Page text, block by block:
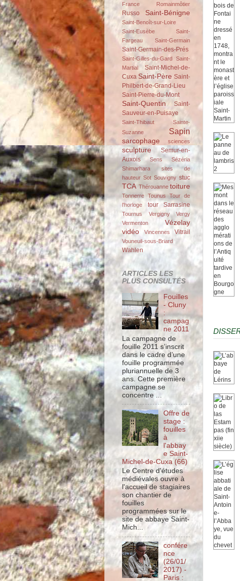
France
Romainmôtier
Russo Saint-Bénigne
Saint-Benoît-sur-Loire
Saint-Eusèbe
Saint-
Fargeau
Saint-Germain
Saint-Germain-des-Prés
Saint-Gilles-du-Gard Saint-
Martial
Saint-Michel-de-
Cuxa Saint-Père Saint-
Philbert-de-Grand-Lieu
Saint-Pierre-du-Mont
Saint-Quentin
Saint-
Sauveur-en-Puisaye
Saint-Thibaut
Sainte-
Suzanne
Sapin
sarcophage sciences
sculpture
Semur-en-
Auxois
Sens
Sézéria
Shimarhara
sites de
hauteur Sot Souvigny stuc
TCA Thérouanne toiture
Tonnerre Tounus Tour de
l'horloge
tour Sarrasine
Tournus Vergigny
Vergy
Vermenton
Vézelay
vidéo
Vincennes Vitrail
Vouneuil-sous-Briard
Wahlen
ARTICLES LES
PLUS CONSULTÉS
Fouilles
- Cluny
:
campag
ne 2011
La campagne de
fouille 2011 s’inscrit
dans le cadre d’une
fouille programmée
pluriannuelle de 3
ans. Cette première
campagne se
concentre ...
Offre de
stage :
fouilles
à
l'abbay
e Saint-
Michel-de-Cuxa (66)
Le Centre d'études
médiévales ouvre à
l'accueil de stagiaires
son chantier de
fouilles
programmées sur le
site de abbaye Saint-
Mich...
confére
nce
(26/01/
2017) -
Paris :